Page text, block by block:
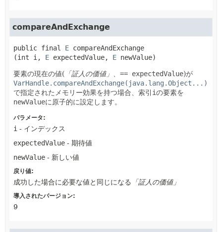
compareAndExchange
public final E compareAndExchange
(int i, E expectedValue, E newValue)
要素の現在の値( 「証人の価値」 == expectedValue)が
VarHandle.compareAndExchange(java.lang.Object...)
で指定されたメモリー効果を持つ場合、索引 iの要素を
newValueに原子的に設定します。
パラメータ:
i - インデックス
expectedValue - 期待値
newValue - 新しい値
戻り値:
成功した場合に必要な値と同じになる 「証人の価値」
導入されたバージョン:
9